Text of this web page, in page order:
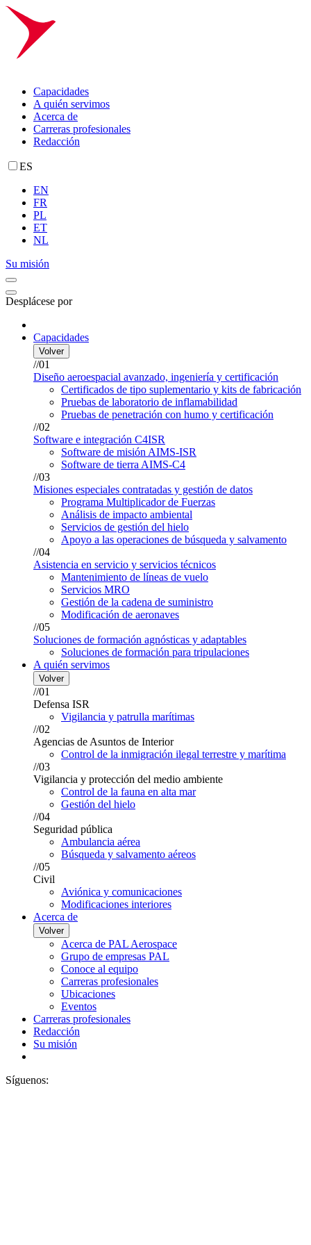
Capacidades
A quién servimos
Acerca de
Carreras profesionales
Redacción
ES
EN
FR
PL
ET
NL
Su misión
Desplácese por
Capacidades
Volver
//01
Diseño aeroespacial avanzado, ingeniería y certificación
Certificados de tipo suplementario y kits de fabricación
Pruebas de laboratorio de inflamabilidad
Pruebas de penetración con humo y certificación
//02
Software e integración C4ISR
Software de misión AIMS-ISR
Software de tierra AIMS-C4
//03
Misiones especiales contratadas y gestión de datos
Programa Multiplicador de Fuerzas
Análisis de impacto ambiental
Servicios de gestión del hielo
Apoyo a las operaciones de búsqueda y salvamento
//04
Asistencia en servicio y servicios técnicos
Mantenimiento de líneas de vuelo
Servicios MRO
Gestión de la cadena de suministro
Modificación de aeronaves
//05
Soluciones de formación agnósticas y adaptables
Soluciones de formación para tripulaciones
A quién servimos
Volver
//01
Defensa ISR
Vigilancia y patrulla marítimas
//02
Agencias de Asuntos de Interior
Control de la inmigración ilegal terrestre y marítima
//03
Vigilancia y protección del medio ambiente
Control de la fauna en alta mar
Gestión del hielo
//04
Seguridad pública
Ambulancia aérea
Búsqueda y salvamento aéreos
//05
Civil
Aviónica y comunicaciones
Modificaciones interiores
Acerca de
Volver
Acerca de PAL Aerospace
Grupo de empresas PAL
Conoce al equipo
Carreras profesionales
Ubicaciones
Eventos
Carreras profesionales
Redacción
Su misión
Síguenos: